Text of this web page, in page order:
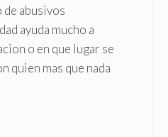
de abusivos
ayuda mucho a
o en que lugar se
quien mas que nada